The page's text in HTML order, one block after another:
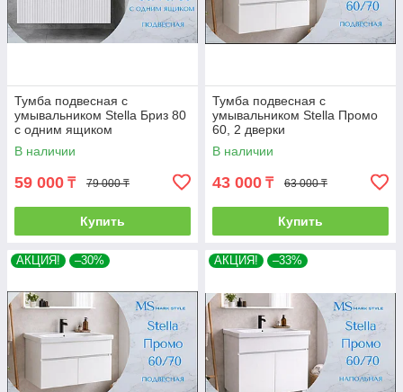
Тумба подвесная с
умывальником Stella Бриз 80
с одним ящиком
В наличии
59 000 ₸ 79 000 ₸
Купить
Тумба подвесная с
умывальником Stella Промо
60, 2 дверки
В наличии
43 000 ₸ 63 000 ₸
Купить
АКЦИЯ! –30% АКЦИЯ! –33%